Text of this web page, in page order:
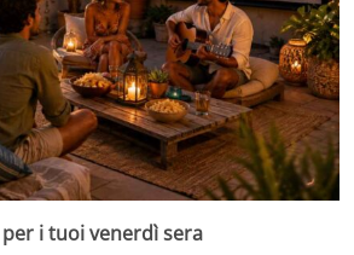
i tuoi venerdì sera